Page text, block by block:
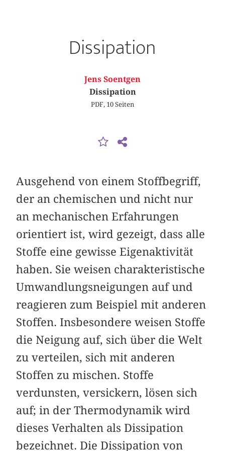
Dissipation
Jens Soentgen
Dissipation
PDF, 10 Seiten
Ausgehend von einem Stoffbegriff,
der an chemischen und nicht nur
an mechanischen Erfahrungen
orientiert ist, wird gezeigt, dass alle
Stoffe eine gewisse Eigenaktivität
haben. Sie weisen charakteristische
Umwandlungsneigungen auf und
reagieren zum Beispiel mit anderen
Stoffen. Insbesondere weisen Stoffe
die Neigung auf, sich über die Welt
zu verteilen, sich mit anderen
Stoffen zu mischen. Stoffe
verdunsten, versickern, lösen sich
auf; in der Thermodynamik wird
dieses Verhalten als Dissipation
bezeichnet. Die Dissipation von